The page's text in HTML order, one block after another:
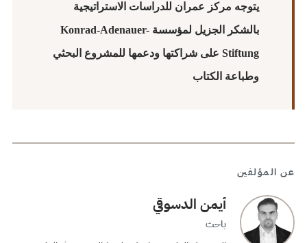
يتوجه مركز عمران للدراسات الاستراتيجية
بالشكر الجزيل لمؤسسة Konrad-Adenauer-
Stiftung على شراكتها ودعمها للمشروع البحثي
وطباعة الكتاب
عن المؤلفين
أيمن الدسوقي
باحث